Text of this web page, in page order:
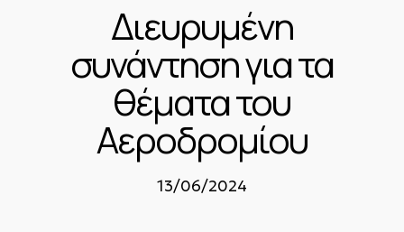
Διευρυμένη
συνάντηση για τα
θέματα του
Αεροδρομίου
13/06/2024